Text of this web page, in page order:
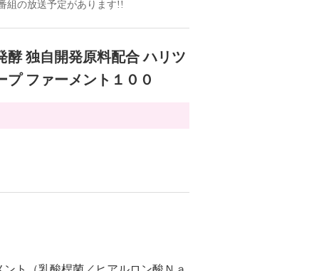
組の放送予定があります!!
酵 独自開発原料配合 ハリツ
プ ファーメント１００